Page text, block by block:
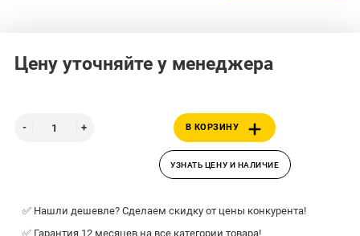
Цену уточняйте у менеджера
В КОРЗИНУ
УЗНАТЬ ЦЕНУ И НАЛИЧИЕ
✅ Нашли дешевле? Сделаем скидку от цены конкурента!
✅ Гарантия 12 месяцев на все категории товара!